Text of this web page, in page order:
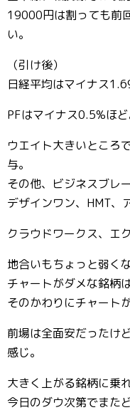
19000円は割っても前
い。
（引け後）
日経平均はマイナス
PFはマイナス0.5%ほど
ウエイト大きいところ
与。
その他、ビジネスブレ
デザインワン、HMT、
クラウドワークス、エ
地合いもちょっと弱く
チャートがダメな銘柄
そのかわりにチャート
前場は全面安だったけ
感じ。
大きく上がる銘柄に乗
今日のダウ次第でまた